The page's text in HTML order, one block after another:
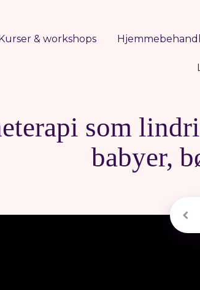
& workshops
som
babyer,